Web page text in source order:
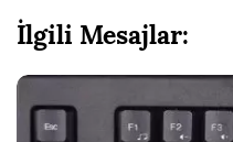
m
Nİlgili Mesajlar: